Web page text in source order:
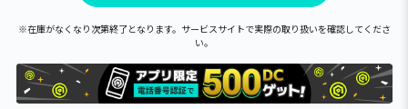
※在庫がなくなり次第終了となります。サービスサイトで実際の取り扱いを確認してくださ
い。